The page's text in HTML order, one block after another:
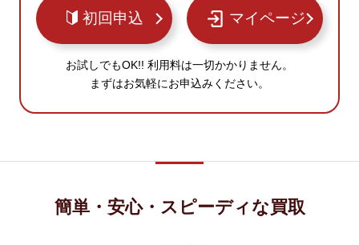
初回申込 マイページ
お試しでもOK!! 利用料は一切かかりません。
まずはお気軽にお申込みください。
簡単・安心・スピーディな買取